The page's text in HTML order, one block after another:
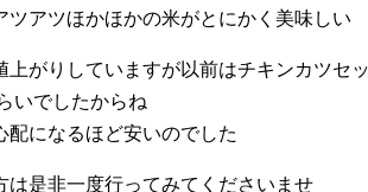
ツアツほかほかの米がとにかく美味しい
上がりしていますが以前はチキンカツセ
いでしたからね
配になるほど安いのでした
は是非一度行ってみてくださいませ